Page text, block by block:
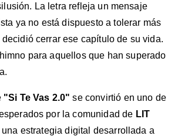
La letra refleja un mensaje
ya no está dispuesto a tolerar más
cerrar ese capítulo de su vida.
para aquellos que han superado
"Si Te Vas 2.0" se convirtió en uno de
por la comunidad de LIT
estrategia digital desarrollada a